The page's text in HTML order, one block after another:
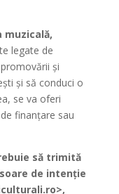
legate de
și
și să conduci o
se va oferi
finanțare sau
să trimită
de intenție